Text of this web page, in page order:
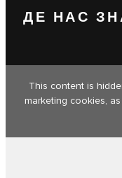
ДЕ НАС
This content is
marketing cookies,